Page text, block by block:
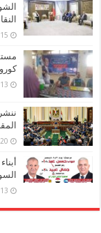
15 فبراير، 2024
13 نوفمبر، 2021
20 ديسمبر، 2020
13 ديسمبر، 2020